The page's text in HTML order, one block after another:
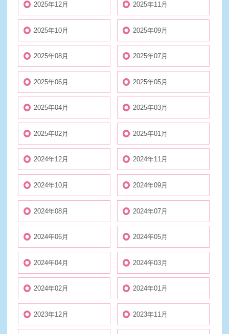
2025年12月 2025年11月
2025年10月 2025年09月
2025年08月 2025年07月
2025年06月 2025年05月
2025年04月 2025年03月
2025年02月 2025年01月
2024年12月 2024年11月
2024年10月 2024年09月
2024年08月 2024年07月
2024年06月 2024年05月
2024年04月 2024年03月
2024年02月 2024年01月
2023年12月 2023年11月